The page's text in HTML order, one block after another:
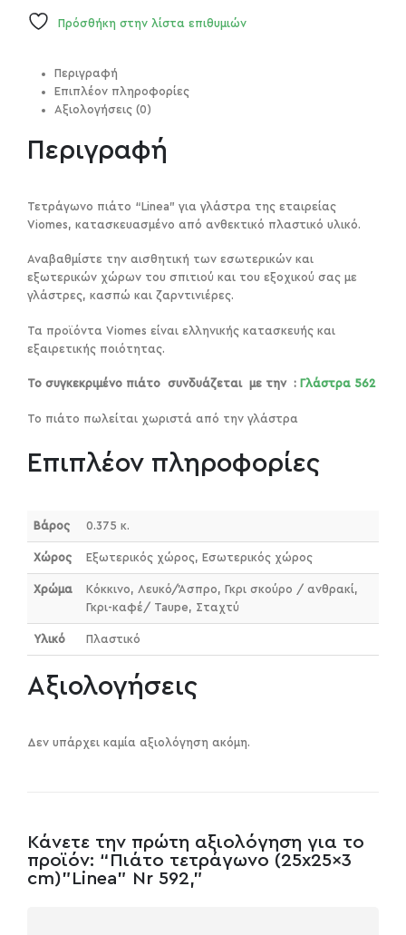
Πρόσθήκη στην λίστα επιθυμιών
Περιγραφή
Επιπλέον πληροφορίες
Αξιολογήσεις (0)
Περιγραφή
Τετράγωνο πιάτο “Linea” για γλάστρα της εταιρείας
Viomes, κατασκευασμένο από ανθεκτικό πλαστικό υλικό.
Αναβαθμίστε την αισθητική των εσωτερικών και
εξωτερικών χώρων του σπιτιού και του εξοχικού σας με
γλάστρες, κασπώ και ζαρντινιέρες.
Τα προϊόντα Viomes είναι ελληνικής κατασκευής και
εξαιρετικής ποιότητας.
Το συγκεκριμένο πιάτο συνδυάζεται με την : Γλάστρα 562
Το πιάτο πωλείται χωριστά από την γλάστρα
Επιπλέον πληροφορίες
Βάρος 0.375 κ.
Χώρος Εξωτερικός χώρος, Εσωτερικός χώρος
Χρώμα
Κόκκινο, Λευκό/Άσπρο, Γκρι σκούρο / ανθρακί,
Γκρι-καφέ/ Taupe, Σταχτύ
Υλικό Πλαστικό
Αξιολογήσεις
Δεν υπάρχει καμία αξιολόγηση ακόμη.
Κάνετε την πρώτη αξιολόγηση για το
προϊόν: “Πιάτο τετράγωνο (25x25x3
cm)”Linea” Nr 592,”